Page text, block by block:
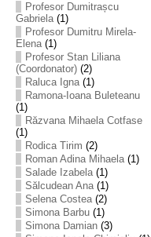
Profesor Dumitrașcu
Gabriela(1)
Profesor Dumitru Mirela-
Elena(1)
Profesor Stan Liliana
(Coordonator)(2)
Raluca Igna(1)
Ramona-Ioana Buleteanu
(1)
Răzvana Mihaela Cotfase
(1)
Rodica Tirim (2)
Roman Adina Mihaela(1)
Salade Izabela(1)
Sălcudean Ana(1)
Selena Costea(2)
Simona Barbu(1)
Simona Damian(3)